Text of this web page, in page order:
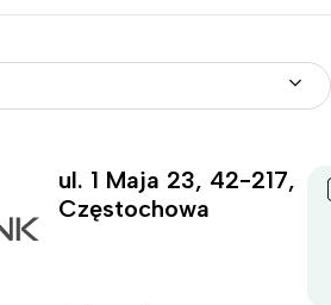
ul. 1 Maja 23, 42-217,
Częstochowa